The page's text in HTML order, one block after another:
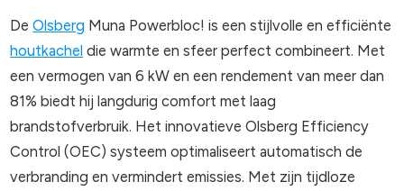
DeOlsberg Muna Powerbloc! is een stijlvolle en efficiënte
houtkachel die warmte en sfeer perfect combineert. Met
een vermogen van 6 kW en een rendement van meer dan
81% biedt hij langdurig comfort met laag
brandstofverbruik. Het innovatieve Olsberg Efficiency
Control (OEC) systeem optimaliseert automatisch de
verbranding en vermindert emissies. Met zijn tijdloze